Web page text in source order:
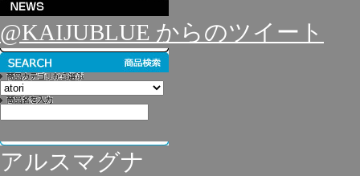
@KAIJUBLUE からのツイート
アルスマグナ